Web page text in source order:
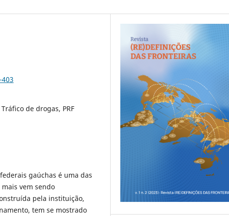
de drogas, PRF
gaúchas é uma das
vem sendo
pela instituição,
tem se mostrado